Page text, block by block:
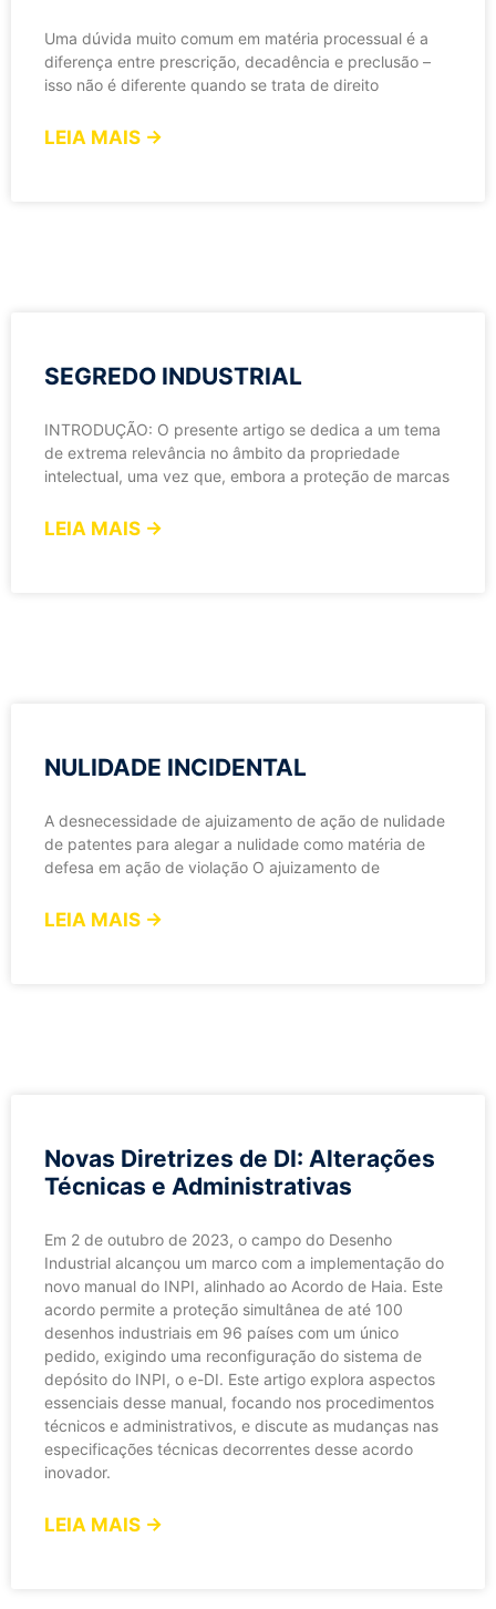
Uma dúvida muito comum em matéria processual é a
diferença entre prescrição, decadência e preclusão –
isso não é diferente quando se trata de direito
LEIA MAIS →
SEGREDO INDUSTRIAL
INTRODUÇÃO: O presente artigo se dedica a um tema
de extrema relevância no âmbito da propriedade
intelectual, uma vez que, embora a proteção de marcas
LEIA MAIS →
NULIDADE INCIDENTAL
A desnecessidade de ajuizamento de ação de nulidade
de patentes para alegar a nulidade como matéria de
defesa em ação de violação O ajuizamento de
LEIA MAIS →
Novas Diretrizes de DI: Alterações
Técnicas e Administrativas
Em 2 de outubro de 2023, o campo do Desenho
Industrial alcançou um marco com a implementação do
novo manual do INPI, alinhado ao Acordo de Haia. Este
acordo permite a proteção simultânea de até 100
desenhos industriais em 96 países com um único
pedido, exigindo uma reconfiguração do sistema de
depósito do INPI, o e-DI. Este artigo explora aspectos
essenciais desse manual, focando nos procedimentos
técnicos e administrativos, e discute as mudanças nas
especificações técnicas decorrentes desse acordo
inovador.
LEIA MAIS →